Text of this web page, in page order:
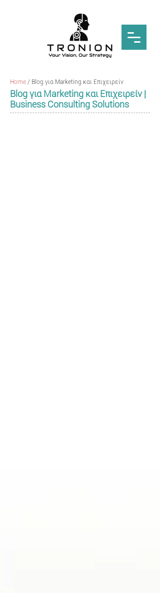
Home / Blog για Marketing και Επιχειρείν
Blog για Marketing και Επιχειρείν |
Business Consulting Solutions